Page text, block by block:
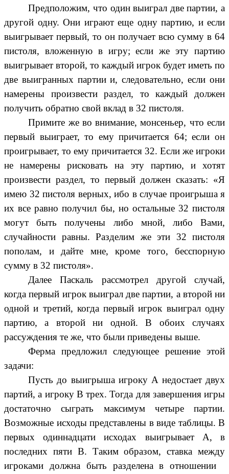
Предположим, что один выиграл две партии, а
другой одну. Они играют еще одну партию, и если
выигрывает первый, то он получает всю сумму в 64
пистоля, вложенную в игру; если же эту партию
выигрывает второй, то каждый игрок будет иметь по
две выигранных партии и, следовательно, если они
намерены произвести раздел, то каждый должен
получить обратно свой вклад в 32 пистоля.
Примите же во внимание, монсеньер, что если
первый выиграет, то ему причитается 64; если он
проигрывает, то ему причитается 32. Если же игроки
не намерены рисковать на эту партию, и хотят
произвести раздел, то первый должен сказать: «Я
имею 32 пистоля верных, ибо в случае проигрыша я
их все равно получил бы, но остальные 32 пистоля
могут быть получены либо мной, либо Вами,
случайности равны. Разделим же эти 32 пистоля
пополам, и дайте мне, кроме того, бесспорную
сумму в 32 пистоля».
Далее Паскаль рассмотрел другой случай,
когда первый игрок выиграл две партии, а второй ни
одной и третий, когда первый игрок выиграл одну
партию, а второй ни одной. В обоих случаях
рассуждения те же, что были приведены выше.
Ферма предложил следующее решение этой
задачи:
Пусть до выигрыша игроку А недостает двух
партий, а игроку В трех. Тогда для завершения игры
достаточно сыграть максимум четыре партии.
Возможные исходы представлены в виде таблицы. В
первых одиннадцати исходах выигрывает А, в
последних пяти В. Таким образом, ставка между
игроками должна быть разделена в отношении